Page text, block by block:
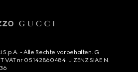
- Alle Rechte vorbehalten. G
VAT nr 05142860484. LIZENZ SIAE N.